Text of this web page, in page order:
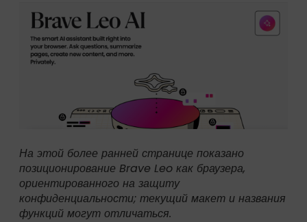
На этой более ранней странице показано
позиционирование Brave Leo как браузера,
ориентированного на защиту
конфиденциальности; текущий макет и названия
функций могут отличаться.